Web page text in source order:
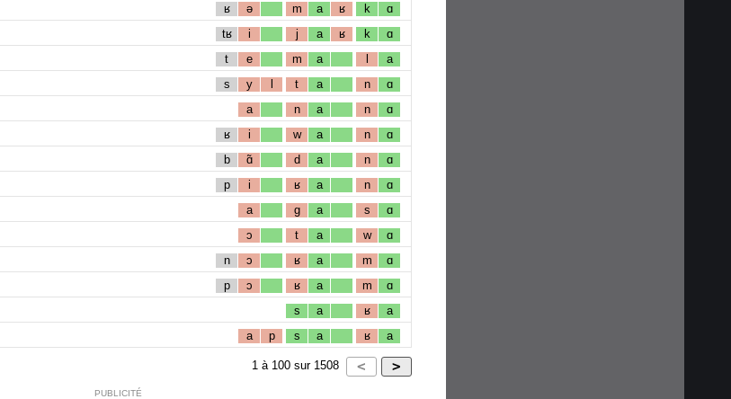
ʁ ə m a ʁ k ɑ
tʁ i j a ʁ k ɑ
t e m a l a
s y l t a n ɑ
a n a n ɑ
ʁ i w a n ɑ
b ɑ̃ d a n ɑ
p i ʁ a n ɑ
a g a s ɑ
ɔ t a w ɑ
n ɔ ʁ a m ɑ
p ɔ ʁ a m ɑ
s a ʁ a
a p s a ʁ a
1 à 100 sur 1508
PUBLICITÉ